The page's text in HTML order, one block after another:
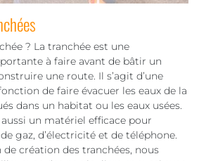
? La tranchée est une
à faire avant de bâtir un
une route. Il s’agit d’une
de faire évacuer les eaux de la
dans un habitat ou les eaux usées.
aussi un matériel efficace pour
gaz, d’électricité et de téléphone.
création des tranchées, nous